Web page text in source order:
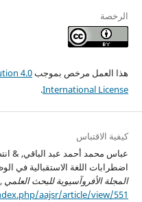
الرخصة
هذا العمل مرخص بموجب4.0
International License
.
كيفية الاقتباس
اضطرابات اللغة الاستقبالية في
المجلة الأفروآسيوية للبحث العلمي ,
aajsr/article/view/551